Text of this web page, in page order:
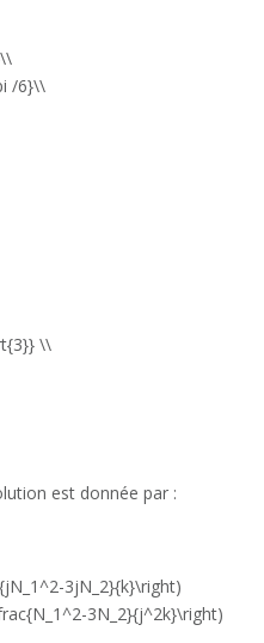
/6}\\
\\
est donnée par :
3jN_2}{k}\right)
3N_2}{j^2k}\right)